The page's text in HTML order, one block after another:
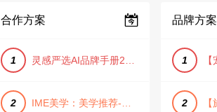
合作方案
1 灵感严选AI品牌手册2025_9.0（下载原件更清晰）
2 IME美学：美学推荐-飞猪旅行春节营销通案
品牌方案
1
2